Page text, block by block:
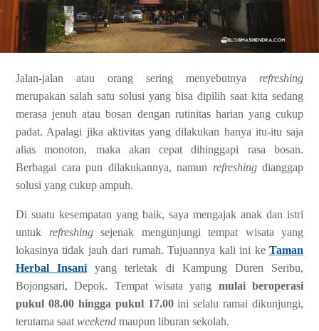
Jalan-jalan atau orang sering menyebutnya refreshing
merupakan salah satu solusi yang bisa dipilih saat kita sedang
merasa jenuh atau bosan dengan rutinitas harian yang cukup
padat. Apalagi jika aktivitas yang dilakukan hanya itu-itu saja
alias monoton, maka akan cepat dihinggapi rasa bosan.
Berbagai cara pun dilakukannya, namun refreshingdianggap
solusi yang cukup ampuh.
Di suatu kesempatan yang baik, saya mengajak anak dan istri
untuk refreshingsejenak mengunjungi tempat wisata yang
lokasinya tidak jauh dari rumah. Tujuannya kali ini ke Taman
Herbal Insani yang terletak di Kampung Duren Seribu,
Bojongsari, Depok. Tempat wisata yang mulai beroperasi
pukul 08.00 hingga pukul 17.00ini selalu ramai dikunjungi,
terutama saat weekend maupun liburan sekolah.